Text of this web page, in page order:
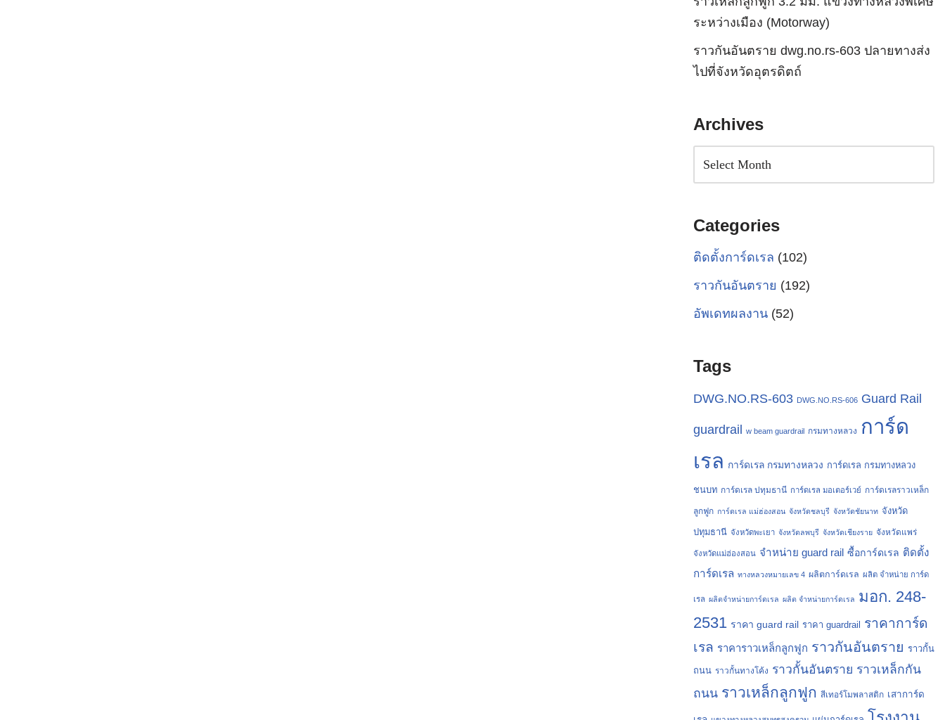
ระหว่างเมือง (Motorway)
ราวกันอันตราย dwg.no.rs-603 ปลายทางส่ง
ไปที่จังหวัดอุตรดิตถ์
Archives
Categories
ติดตั้งการ์ดเรล (102)
ราวกันอันตราย (192)
อัพเดทผลงาน(52)
Tags
DWG.NO.RS-603 DWG.NO.RS-606 Guard Rail
guardrail w beam guardrail กรมทางหลวง การ์ด
เรล การ์ดเรล กรมทางหลวง การ์ดเรล กรมทางหลวง
ชนบท การ์ดเรล ปทุมธานี การ์ดเรล มอเตอร์เวย์ การ์ดเรลราวเหล็ก
ลูกฟูก การ์ดเรล แม่ฮ่องสอน จังหวัดชลบุรี จังหวัดชัยนาท จังหวัด
ปทุมธานี จังหวัดพะเยา จังหวัดลพบุรี จังหวัดเชียงราย จังหวัดแพร่
จังหวัดแม่ฮ่องสอน จำหน่าย guard rail ซื้อการ์ดเรล ติดตั้ง
การ์ดเรล ทางหลวงหมายเลข 4 ผลิตการ์ดเรล ผลิต จำหน่าย การ์ด
เรล ผลิตจำหน่ายการ์ดเรล ผลิต จำหน่ายการ์ดเรล มอก. 248-
2531 ราคา guard rail ราคา guardrail
ราคาการ์ด
เรล ราคาราวเหล็กลูกฟูก ราวกันอันตราย ราวกั้น
ถนน ราวกั้นทางโค้ง ราวกั้นอันตราย ราวเหล็กกัน
ถนน ราวเหล็กลูกฟูก สีเทอร์โมพลาสติก เสาการ์ด